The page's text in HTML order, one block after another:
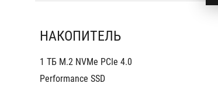
НАКОПИТЕЛЬ
1 ТБ M.2 NVMe PCIe 4.0
Performance SSD